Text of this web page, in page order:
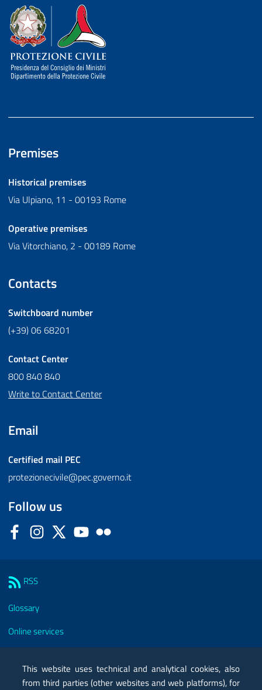
Dipartimento della Protezione Civile
Premises
Historical premises
Via Ulpiano, 11 - 00193 Rome
Operative premises
Via Vitorchiano, 2 - 00189 Rome
Contacts
Switchboard number
(+39) 06 68201
Contact Center
800 840 840
Write to Contact Center
Email
Certified mail PEC
protezionecivile@pec.governo.it
Follow us
FacebookInstagram
Twitter YouTube
RSS
Glossary
Online services
Certified mail PEC
This website uses technical and analytical cookies, also
from third parties (other websites and web platforms), for